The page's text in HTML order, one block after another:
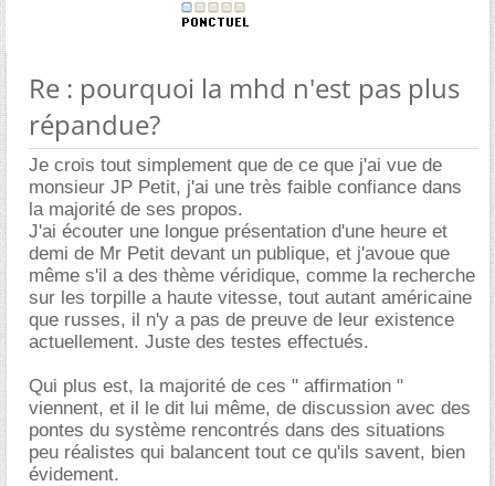
Re : pourquoi la mhd n'est pas plus
répandue?
Je crois tout simplement que de ce que j'ai vue de
monsieur JP Petit, j'ai une très faible confiance dans
la majorité de ses propos.
J'ai écouter une longue présentation d'une heure et
demi de Mr Petit devant un publique, et j'avoue que
même s'il a des thème véridique, comme la recherche
sur les torpille a haute vitesse, tout autant américaine
que russes, il n'y a pas de preuve de leur existence
actuellement. Juste des testes effectués.
Qui plus est, la majorité de ces " affirmation "
viennent, et il le dit lui même, de discussion avec des
pontes du système rencontrés dans des situations
peu réalistes qui balancent tout ce qu'ils savent, bien
évidement.